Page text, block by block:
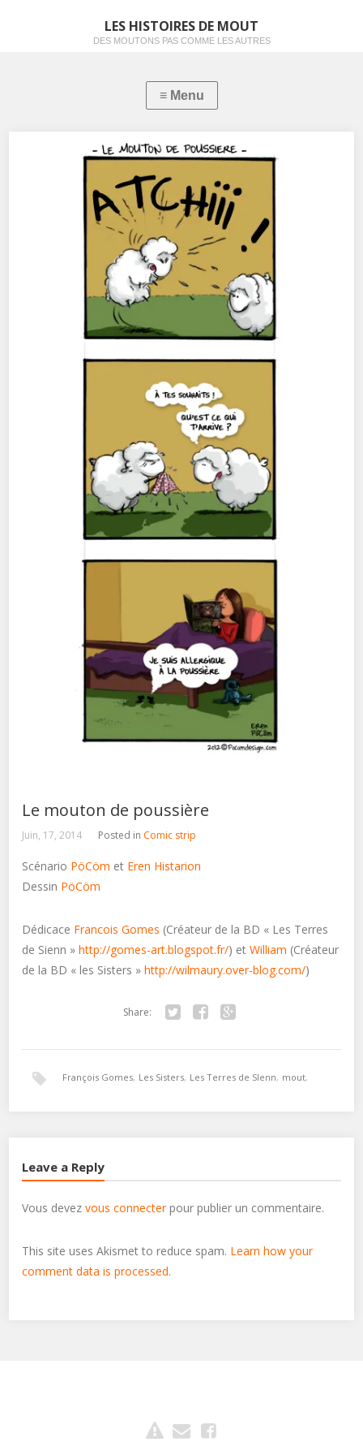
LES HISTOIRES DE MOUT
DES MOUTONS PAS COMME LES AUTRES
Le mouton de poussière
Juin, 17, 2014 Posted in Comic strip
Scénario PöCöm et Eren Histarion
Dessin PöCöm
Dédicace Francois Gomes (Créateur de la BD « Les Terres
de Sienn »http://gomes-art.blogspot.fr/) etWilliam (Créateur
de la BD « les Sisters »http://wilmaury.over-blog.com/)
Share:
François Gomes, Les Sisters, Les Terres de SIenn, mout,
Leave a Reply
Vous devezvous connecterpour publier un commentaire.
This site uses Akismet to reduce spam. Learn how your
comment data is processed.